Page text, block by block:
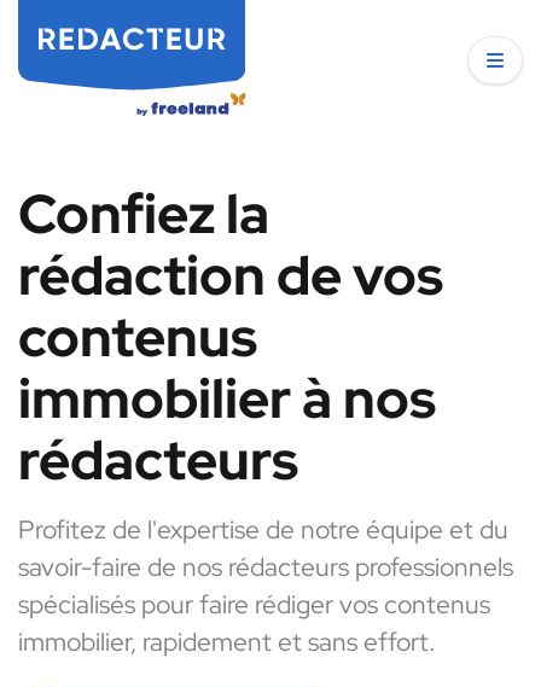
Confiez la
rédaction de vos
contenus
immobilier à nos
rédacteurs
Profitez de l'expertise de notre équipe et du
savoir-faire de nos rédacteurs professionnels
spécialisés pour faire rédiger vos contenus
immobilier, rapidement et sans effort.